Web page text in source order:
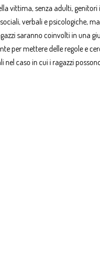
vittima, senza adulti,
verbali e psicologiche,
saranno coinvolti in una
per mettere delle regole e
caso in cui i ragazzi